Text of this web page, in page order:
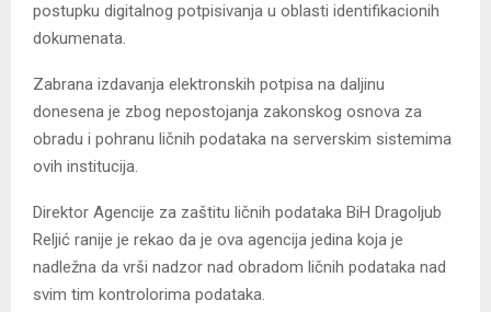
postupku digitalnog potpisivanja u oblasti identifikacionih
dokumenata.
Zabrana izdavanja elektronskih potpisa na daljinu
donesena je zbog nepostojanja zakonskog osnova za
obradu i pohranu ličnih podataka na serverskim sistemima
ovih institucija.
Direktor Agencije za zaštitu ličnih podataka BiH Dragoljub
Reljić ranije je rekao da je ova agencija jedina koja je
nadležna da vrši nadzor nad obradom ličnih podataka nad
svim tim kontrolorima podataka.